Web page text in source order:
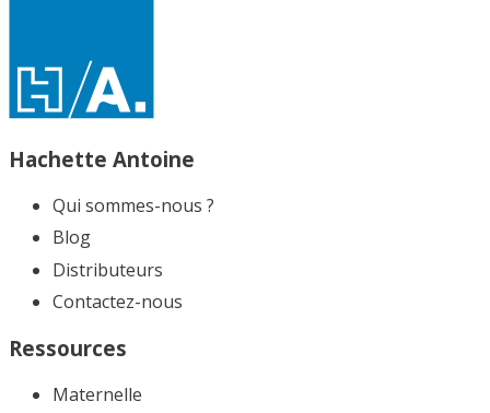
Hachette Antoine
Qui sommes-nous ?
Blog
Distributeurs
Contactez-nous
Ressources
Maternelle